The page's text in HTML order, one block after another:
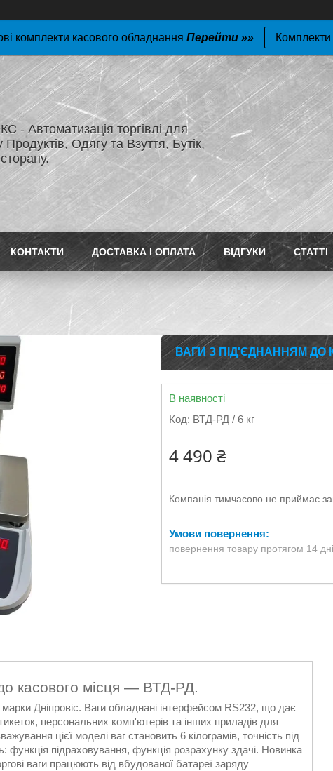
комплекти касового обладнання Перейти »» Комплекти
- Автоматизація торгівлі для
Продуктів, Одягу та Взуття, Бутік,
КОНТАКТИ ДОСТАВКА І ОПЛАТА ВІДГУКИ СТАТТІ
ВАГИ З ПІД'ЄДНАННЯМ ДО
В наявності
Код: ВТД-РД / 6 кг
4 490 ₴
Компанія тимчасово не приймає
повернення товару протягом 14
касового місця — ВТД-РД.
Дніпровіс. Ваги обладнані інтерфейсом RS232, що дає
персональних комп'ютерів та інших приладів для
цієї моделі ваг становить 6 кілограмів, точність під
функція підраховування, функція розрахунку здачі. Новинка
ваги працюють від вбудованої батареї заряду